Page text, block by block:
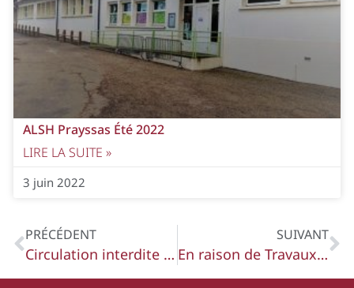
ALSH Prayssas Été 2022
LIRE LA SUITE »
3 juin 2022
PRÉCÉDENT
Circulation interdite route de Saint Caprais jeudi 29 mai 2025
SUIVANT
En raison de Travaux de renouvellement du réseau d’eau à partir du cimetière de Pérignac jusqu’à la route de Cours la circulation interdite sauf riverains et véhicles de secours du 26 mai au 15 septembre